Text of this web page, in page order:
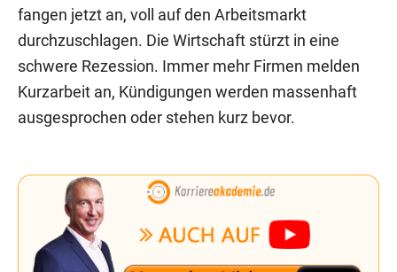
fangen jetzt an, voll auf den Arbeitsmarkt
durchzuschlagen. Die Wirtschaft stürzt in eine
schwere Rezession. Immer mehr Firmen melden
Kurzarbeit an, Kündigungen werden massenhaft
ausgesprochen oder stehen kurz bevor.